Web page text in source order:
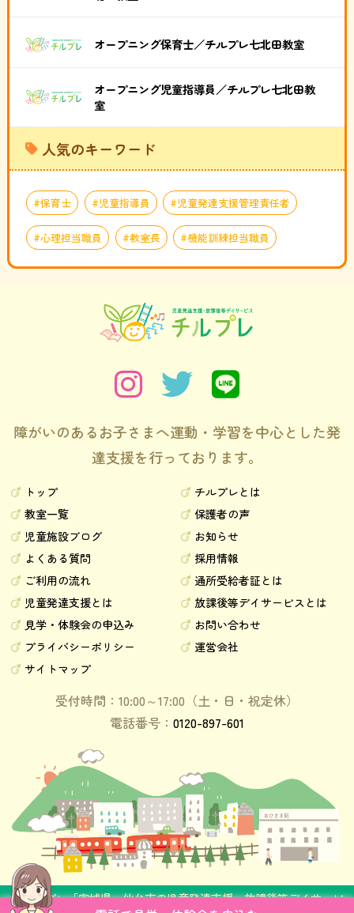
オープニング保育士／チルプレ七北田教室
オープニング児童指導員／チルプレ七北田教
室
人気のキーワード
保育士 児童指導員 児童発達支援管理責任者
心理担当職員 教室長 機能訓練担当職員
障がいのあるお子さまへ運動・学習を中心とした発
達支援を行っております。
トップ
チルプレとは
教室一覧
保護者の声
児童施設ブログ
お知らせ
よくある質問
採用情報
ご利用の流れ
通所受給者証とは
児童発達支援とは
放課後等デイサービスとは
見学・体験会の申込み
お問い合わせ
プライバシーポリシー
運営会社
サイトマップ
受付時間：10:00～17:00（土・日・祝定休）
電話番号： 0120-897-601
©チルプレ「宮城県、仙台市の児童発達支援・放課後等デイサービ